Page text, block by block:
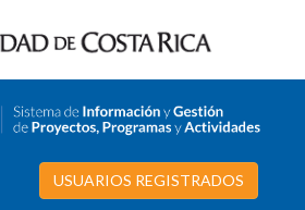
USUARIOS REGISTRADOS